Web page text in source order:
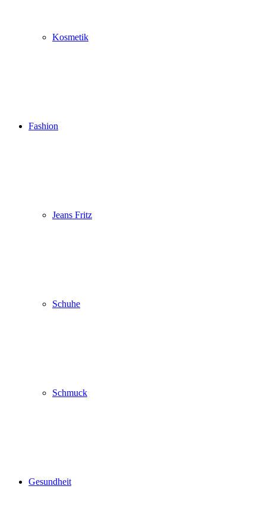
Kosmetik
Fashion
Jeans Fritz
Schuhe
Schmuck
Gesundheit